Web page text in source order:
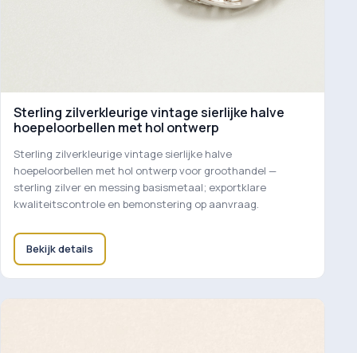
Sterling zilverkleurige vintage sierlijke halve
hoepeloorbellen met hol ontwerp
Sterling zilverkleurige vintage sierlijke halve
hoepeloorbellen met hol ontwerp voor groothandel —
sterling zilver en messing basismetaal; exportklare
kwaliteitscontrole en bemonstering op aanvraag.
Bekijk details